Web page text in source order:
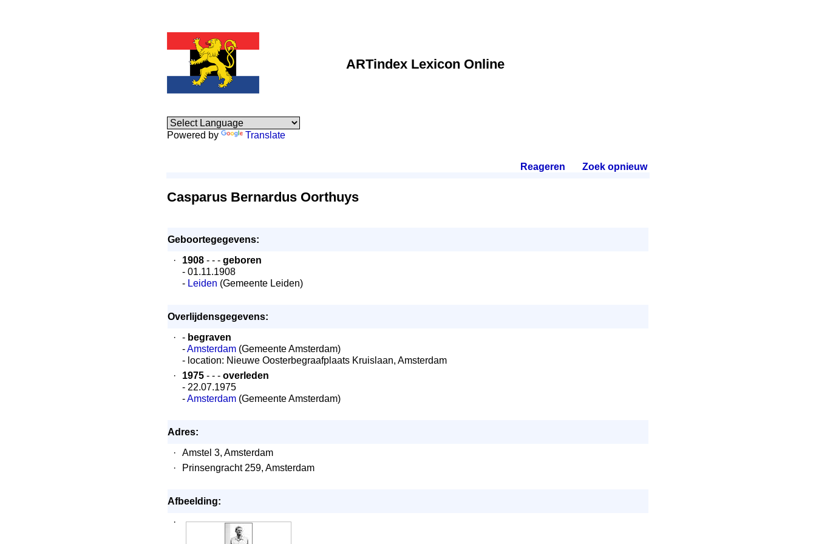
ARTindex Lexicon Online
Powered by Translate
Reageren Zoek opnieuw.
Casparus Bernardus Oorthuys
Geboortegegevens:
·
1908 - - - geboren
- 01.11.1908
- Leiden (Gemeente Leiden)
Overlijdensgegevens:
·
- begraven
-Amsterdam (Gemeente Amsterdam)
- location: Nieuwe Oosterbegraafplaats Kruislaan, Amsterdam
·
1975 - - - overleden
- 22.07.1975
-Amsterdam (Gemeente Amsterdam)
Adres:
·
Amstel 3, Amsterdam
·
Prinsengracht 259, Amsterdam
Afbeelding:
·